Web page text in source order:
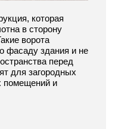
которая
в сторону
ворота
фасаду здания и не
перед
для загородных
помещений и